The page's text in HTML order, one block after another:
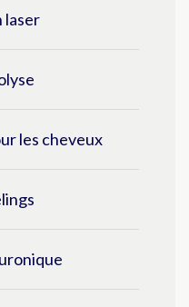
laser
les cheveux